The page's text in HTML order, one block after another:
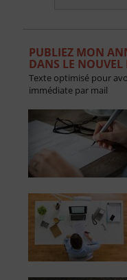
PUBLIEZ MON
DANS LE NOUVEL
Texte optimisé pour
immédiate par mail